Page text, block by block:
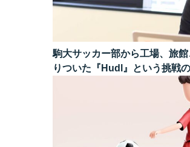
駒大サッカー部から工場、旅
りついた『Hudl』という挑戦の